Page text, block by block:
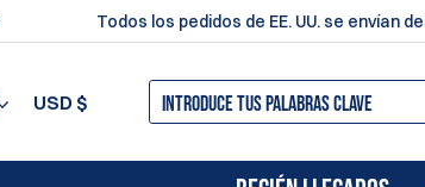
Todos los pedidos de EE. UU. se envían
USD $